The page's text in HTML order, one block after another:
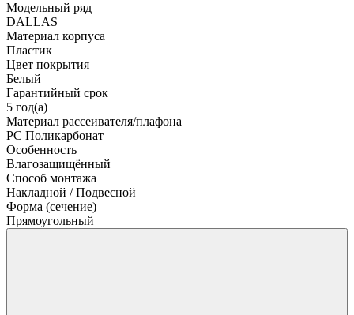
Модельный ряд
DALLAS
Материал корпуса
Пластик
Цвет покрытия
Белый
Гарантийный срок
5 год(а)
Материал рассеивателя/плафона
PC Поликарбонат
Особенность
Влагозащищённый
Способ монтажа
Накладной / Подвесной
Форма (сечение)
Прямоугольный